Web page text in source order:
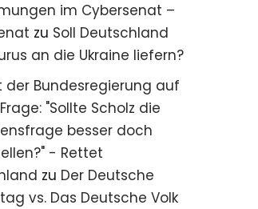
im Cybersenat –
zu Soll Deutschland
an die Ukraine liefern?
der Bundesregierung auf
"Sollte Scholz die
besser doch
- Rettet
zu Der Deutsche
vs. Das Deutsche Volk